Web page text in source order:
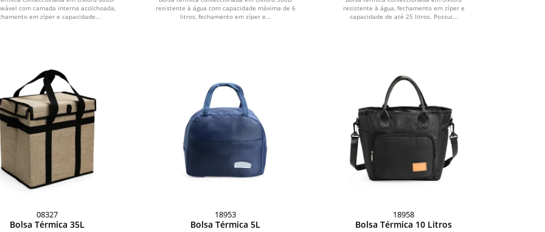
com camada interna acolchoada,
em zíper e capacidade...
resistente à água com capacidade máxima de 6
litros, fechamento em zíper e...
resistente à água, fechamento em zíper e
capacidade de até 25 litros. Possui...
08327
Bolsa Térmica 35L
18953
Bolsa Térmica 5L
18958
Bolsa Térmica 10 Litros